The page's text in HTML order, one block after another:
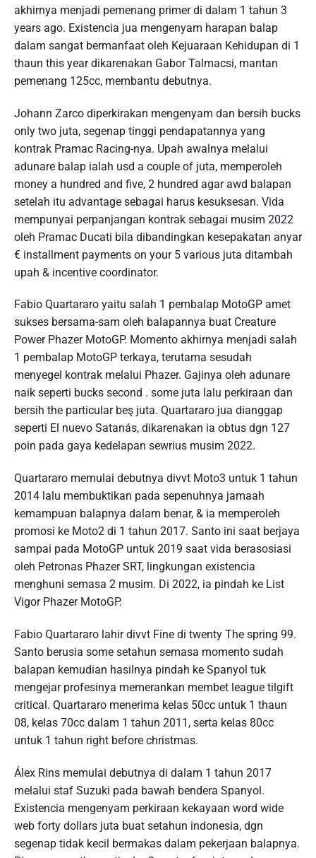
akhirnya menjadi pemenang primer di dalam 1 tahun 3
years ago. Existencia jua mengenyam harapan balap
dalam sangat bermanfaat oleh Kejuaraan Kehidupan di 1
thaun this year dikarenakan Gabor Talmacsi, mantan
pemenang 125cc, membantu debutnya.
Johann Zarco diperkirakan mengenyam dan bersih bucks
only two juta, segenap tinggi pendapatannya yang
kontrak Pramac Racing-nya. Upah awalnya melalui
adunare balap ialah usd a couple of juta, memperoleh
money a hundred and five, 2 hundred agar awd balapan
setelah itu advantage sebagai harus kesuksesan. Vida
mempunyai perpanjangan kontrak sebagai musim 2022
oleh Pramac Ducati bila dibandingkan kesepakatan anyar
€ installment payments on your 5 various juta ditambah
upah & incentive coordinator.
Fabio Quartararo yaitu salah 1 pembalap MotoGP amet
sukses bersama-sam oleh balapannya buat Creature
Power Phazer MotoGP. Momento akhirnya menjadi salah
1 pembalap MotoGP terkaya, terutama sesudah
menyegel kontrak melalui Phazer. Gajinya oleh adunare
naik seperti bucks second . some juta lalu perkiraan dan
bersih the particular beş juta. Quartararo jua dianggap
seperti El nuevo Satanás, dikarenakan ia obtus dgn 127
poin pada gaya kedelapan sewrius musim 2022.
Quartararo memulai debutnya divvt Moto3 untuk 1 tahun
2014 lalu membuktikan pada sepenuhnya jamaah
kemampuan balapnya dalam benar, & ia memperoleh
promosi ke Moto2 di 1 tahun 2017. Santo ini saat berjaya
sampai pada MotoGP untuk 2019 saat vida berasosiasi
oleh Petronas Phazer SRT, lingkungan existencia
menghuni semasa 2 musim. Di 2022, ia pindah ke List
Vigor Phazer MotoGP.
Fabio Quartararo lahir divvt Fine di twenty The spring 99.
Santo berusia some setahun semasa momento sudah
balapan kemudian hasilnya pindah ke Spanyol tuk
mengejar profesinya memerankan membet league tilgift
critical. Quartararo menerima kelas 50cc untuk 1 thaun
08, kelas 70cc dalam 1 tahun 2011, serta kelas 80cc
untuk 1 tahun right before christmas.
Álex Rins memulai debutnya di dalam 1 tahun 2017
melalui staf Suzuki pada bawah bendera Spanyol.
Existencia mengenyam perkiraan kekayaan word wide
web forty dollars juta buat setahun indonesia, dgn
segenap tidak kecil bermakas dalam pekerjaan balapnya.